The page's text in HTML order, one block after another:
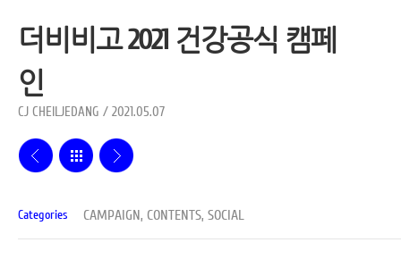
더비비고 2021 건강공식 캠페
인
CJ CHEILJEDANG / 2021.05.07
Categories CAMPAIGN, CONTENTS, SOCIAL